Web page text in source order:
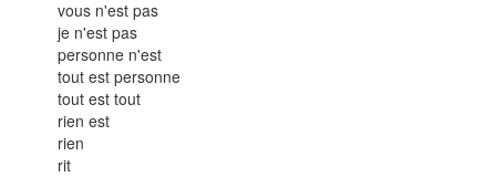
vous n'est pas
je n'est pas
personne n'est
tout est personne
tout est tout
rien est
rien
rit